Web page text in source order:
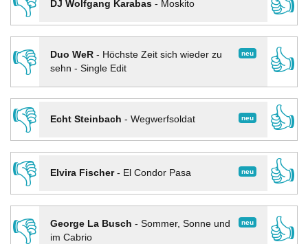
DJ Wolfgang Karabas- Moskito
👎
neu
Duo WeR- Höchste Zeit sich wieder zu
sehn - Single Edit
👍
👎
neu
Echt Steinbach - Wegwerfsoldat
👍
👎
neu
Elvira Fischer- El Condor Pasa
👍
👎
neu
George La Busch - Sommer, Sonne und
im Cabrio
👍